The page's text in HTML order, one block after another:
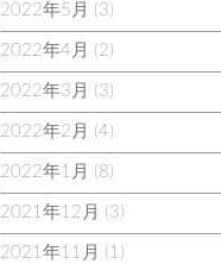
2022年5月 (3)
2022年4月 (2)
2022年3月 (3)
2022年2月 (4)
2022年1月 (8)
2021年12月 (3)
2021年11月 (1)